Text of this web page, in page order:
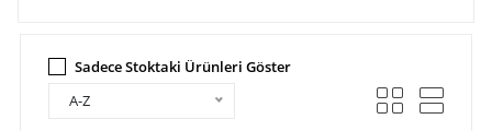
Sadece Stoktaki Ürünleri Göster
A-Z